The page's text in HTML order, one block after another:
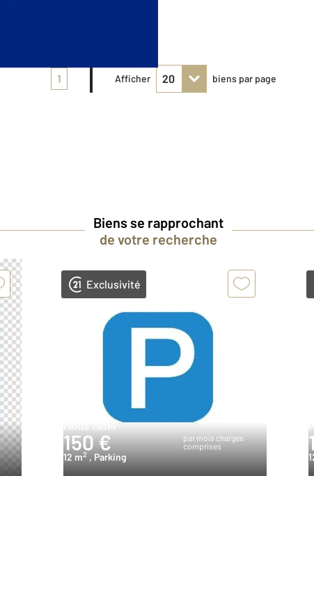
1 Afficher biens par page
Biens se rapprochant
de votre recherche
Exclusivité
PARIS 75014
150 €
par mois charges
comprises
12 m2 , Parking